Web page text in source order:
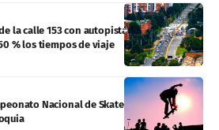
la calle 153 con autopista Norte y
% los tiempos de viaje
Nacional de Skateboarding con